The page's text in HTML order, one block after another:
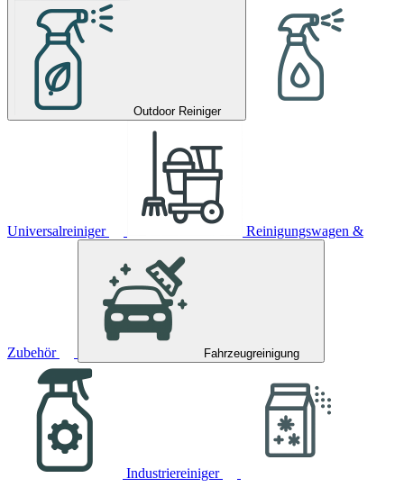
Outdoor Reiniger
Universalreiniger Reinigungswagen &
Zubehör Fahrzeugreinigung
Industriereiniger